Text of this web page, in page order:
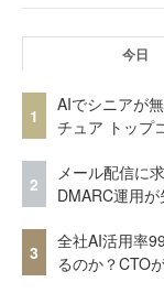
今日
1
AIでシニアが
チュア トップ
2
メール配信に
DMARC運用
3
全社AI活用率
るのか？CTO